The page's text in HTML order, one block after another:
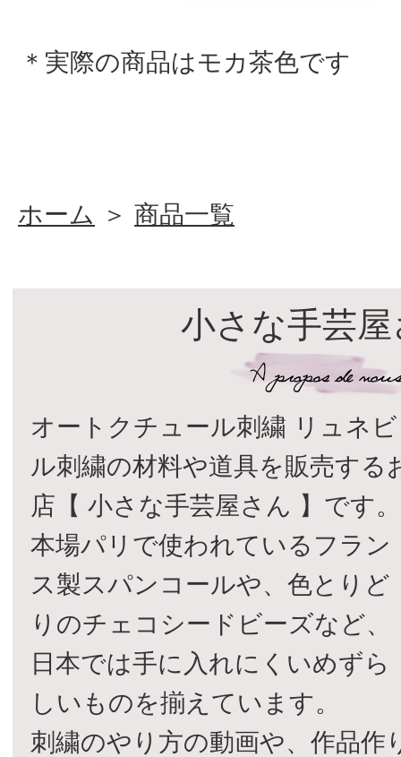
＊実際の商品はモカ茶色です
ホーム ＞ 商品一覧
小さな手芸
オートクチュール刺繍 リュネビ
ル刺繍の材料や道具を販売する
店【 小さな手芸屋さん 】です。
本場パリで使われているフラン
ス製スパンコールや、色とりど
りのチェコシードビーズなど、
日本では手に入れにくいめずら
しいものを揃えています。
刺繍のやり方の動画や、作品作